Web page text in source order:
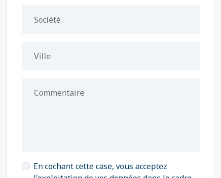
Société
Ville
Commentaire
En cochant cette case, vous acceptez